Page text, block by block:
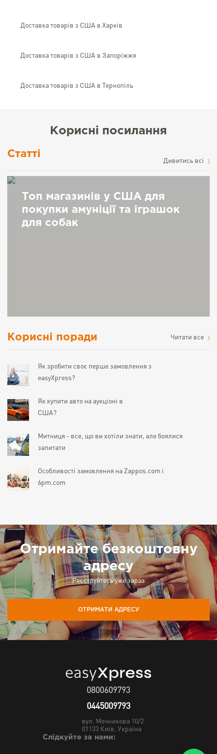
Доставка товарів з США в Харків
Доставка товарів з США в Запоріжжя
Доставка товарів з США в Тернопіль
Корисні посилання
Статті
Дивитись всі
Топ магазинів у США для
покупки амуніції та іграшок
для собак
Корисні поради Читати все
Як зробити своє перше замовлення з
easyXpress?
Як купити авто на аукціоні в
США?
Митниця - все, що ви хотіли знати, але боялися
запитати
Особливості замовлення на Zappos.com і
6pm.com
Отримайте безкоштовну
адресу
Реєструйтесь уже зараз
ОТРИМАТИ АДРЕСУ
0800609793
0445009793
вул. Мечникова 10/2
01133 Київ, Україна
Слідкуйте за нами: